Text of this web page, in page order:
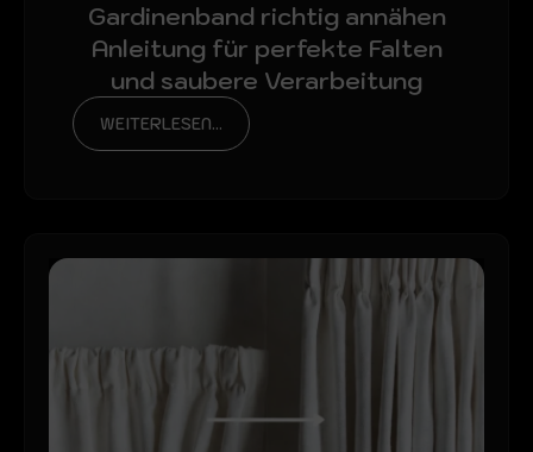
Gardinenband richtig annähen
Anleitung für perfekte Falten
und saubere Verarbeitung
WEITERLESEN...